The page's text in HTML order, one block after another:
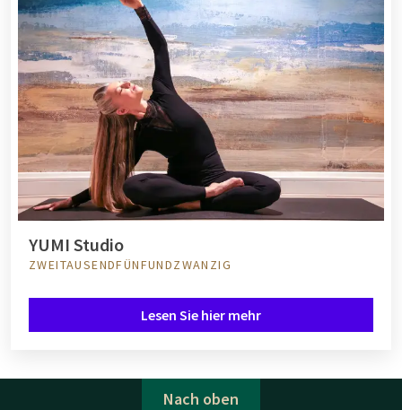
YUMI Studio
ZWEITAUSENDFÜNFUNDZWANZIG
Lesen Sie hier mehr
Nach oben